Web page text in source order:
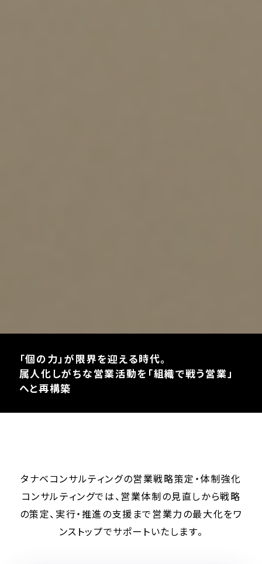
「個の力」が限界を迎える時代。
属人化しがちな営業活動を「組織で戦う営業」
へと再構築
タナベコンサルティングの営業戦略策定・体制強化
コンサルティングでは、 営業体制の見直しから戦略
の策定、実行・推進の支援まで営業力の最大化をワ
ンストップでサポートいたします。